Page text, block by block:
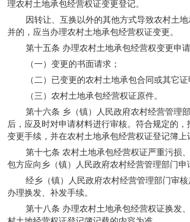
理农村土地承包经营权证变更登记。
因转让、互换以外的其他方式导致农村土
并的，应当办理农村土地承包经营权证变更。
第十五条 办理农村土地承包经营权变更申
（一）变更的书面请求；
（二）已变更的农村土地承包合同或其它证
（三）农村土地承包经营权证原件。
第十六条 乡（镇）人民政府农村经营管理
后，应及时对申请材料进行审核。符合规定的，
变更手续，并在农村土地承包经营权证登记簿上
第十七条 农村土地承包经营权证严重污损
包方应向乡（镇）人民政府农村经营管理部门申
经乡（镇）人民政府农村经营管理部门审
办理换发、补发手续。
第十八条 办理农村土地承包经营权证换发